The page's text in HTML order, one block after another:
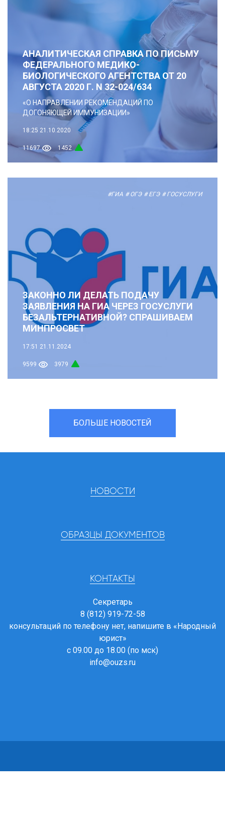
АНАЛИТИЧЕСКАЯ СПРАВКА ПО ПИСЬМУ
ФЕДЕРАЛЬНОГО МЕДИКО-
БИОЛОГИЧЕСКОГО АГЕНТСТВА ОТ 20
АВГУСТА 2020 Г. N 32-024/634
«О НАПРАВЛЕНИИ РЕКОМЕНДАЦИЙ ПО
ДОГОНЯЮЩЕЙ ИММУНИЗАЦИИ»
18:25 21.10.2020
11697 1452
#ГИА # ОГЭ # ЕГЭ # ГОСУСЛУГИ
ЗАКОННО ЛИ ДЕЛАТЬ ПОДАЧУ
ЗАЯВЛЕНИЯ НА ГИА ЧЕРЕЗ ГОСУСЛУГИ
БЕЗАЛЬТЕРНАТИВНОЙ? СПРАШИВАЕМ
МИНПРОСВЕТ
17:51 21.11.2024
9599 3979
БОЛЬШЕ НОВОСТЕЙ
НОВОСТИ
ОБРАЗЦЫ ДОКУМЕНТОВ
КОНТАКТЫ
Секретарь
8 (812) 919-72-58
консультаций по телефону нет, напишите в «Народный
юрист»
с 09.00 до 18.00 (по мск)
info@ouzs.ru